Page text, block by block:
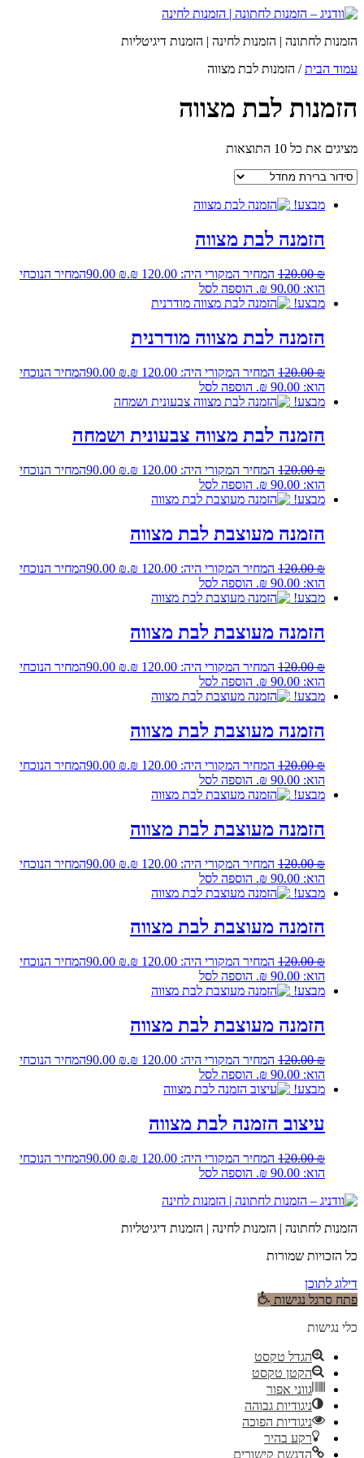
הזמנות לחתונה | הזמנות לחינה | הזמנות דיגיטליות
עמוד הבית/ הזמנות לבת מצווה
הזמנות לבת מצווה
מציגים את כל ⁦10⁩ התוצאות
מבצע!
הזמנה לבת מצווה
120.00₪ המחיר המקורי היה: 120.00 ₪. 90.00 ₪
המחיר הנוכחי
הוא: 90.00 ₪.
הוספה לסל
מבצע!
הזמנה לבת מצווה מודרנית
120.00₪ המחיר המקורי היה: 120.00 ₪. 90.00 ₪
המחיר הנוכחי
הוא: 90.00 ₪.
הוספה לסל
מבצע!
הזמנה לבת מצווה צבעונית ושמחה
120.00₪ המחיר המקורי היה: 120.00 ₪. 90.00 ₪
המחיר הנוכחי
הוא: 90.00 ₪.
הוספה לסל
מבצע!
הזמנה מעוצבת לבת מצווה
120.00₪ המחיר המקורי היה: 120.00 ₪. 90.00 ₪
המחיר הנוכחי
הוא: 90.00 ₪.
הוספה לסל
מבצע!
הזמנה מעוצבת לבת מצווה
120.00₪ המחיר המקורי היה: 120.00 ₪. 90.00 ₪
המחיר הנוכחי
הוא: 90.00 ₪.
הוספה לסל
מבצע!
הזמנה מעוצבת לבת מצווה
120.00₪ המחיר המקורי היה: 120.00 ₪. 90.00 ₪
המחיר הנוכחי
הוא: 90.00 ₪.
הוספה לסל
מבצע!
הזמנה מעוצבת לבת מצווה
120.00₪ המחיר המקורי היה: 120.00 ₪. 90.00 ₪
המחיר הנוכחי
הוא: 90.00 ₪.
הוספה לסל
מבצע!
הזמנה מעוצבת לבת מצווה
120.00₪ המחיר המקורי היה: 120.00 ₪. 90.00 ₪
המחיר הנוכחי
הוא: 90.00 ₪.
הוספה לסל
מבצע!
הזמנה מעוצבת לבת מצווה
120.00₪ המחיר המקורי היה: 120.00 ₪. 90.00 ₪
המחיר הנוכחי
הוא: 90.00 ₪.
הוספה לסל
מבצע!
עיצוב הזמנה לבת מצווה
120.00₪ המחיר המקורי היה: 120.00 ₪. 90.00 ₪
המחיר הנוכחי
הוא: 90.00 ₪.
הוספה לסל
הזמנות לחתונה | הזמנות לחינה | הזמנות דיגיטליות
כל הזכויות שמורות
דילוג לתוכן
פתח סרגל נגישות
כלי נגישות
הגדל טקסט
הקטן טקסט
גווני אפור
ניגודיות גבוהה
ניגודיות הפוכה
רקע בהיר
הדגשת קישורים